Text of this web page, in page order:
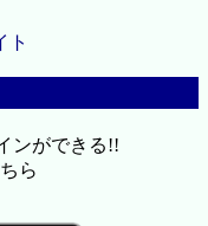
ト
ンができる!!
ら